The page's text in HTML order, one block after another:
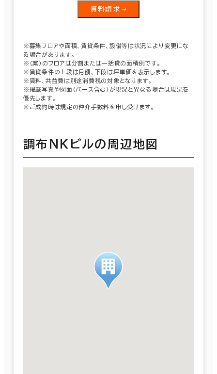
資料請求
※募集フロアや面積、賃貸条件、設備等は状況により変更にな
る場合があります。
※（案）のフロアは分割または一括貸の面積例です。
※賃貸条件の上段は月額、下段は坪単価を表示します。
※賃料、共益費は別途消費税の対象となります。
※掲載写真や図面（パース含む）が現況と異なる場合は現況を
優先します。
※ご成約時は規定の仲介手数料を申し受けます。
調布ＮＫビルの周辺地図